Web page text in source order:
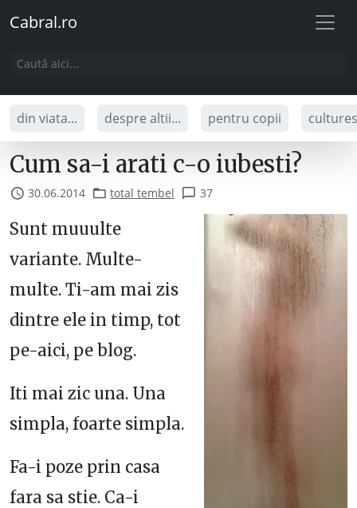
Cabral.ro
din viata... despre altii... pentru copii
Cum sa-i arati c-o iubesti?
30.06.2014 total tembel 37
Sunt muuulte
variante. Multe-
multe. Ti-am mai zis
dintre ele in timp, tot
pe-aici, pe blog.
Iti mai zic una. Una
simpla, foarte simpla.
Fa-i poze prin casa
fara sa stie. Ca-i